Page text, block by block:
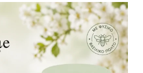
με Βασιλικό Πολτό